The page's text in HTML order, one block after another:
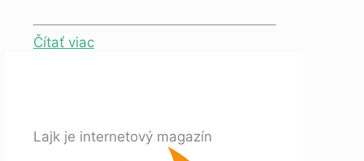
Čítať viac
Lajk je internetový magazín